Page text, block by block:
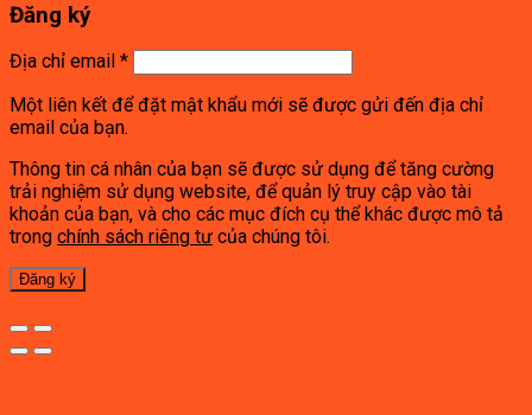
Đăng ký
Địa chỉ email *
Một liên kết để đặt mật khẩu mới sẽ được gửi đến địa chỉ
email của bạn.
Thông tin cá nhân của bạn sẽ được sử dụng để tăng cường
trải nghiệm sử dụng website, để quản lý truy cập vào tài
khoản của bạn, và cho các mục đích cụ thể khác được mô tả
trong chính sách riêng tư của chúng tôi.
Đăng ký